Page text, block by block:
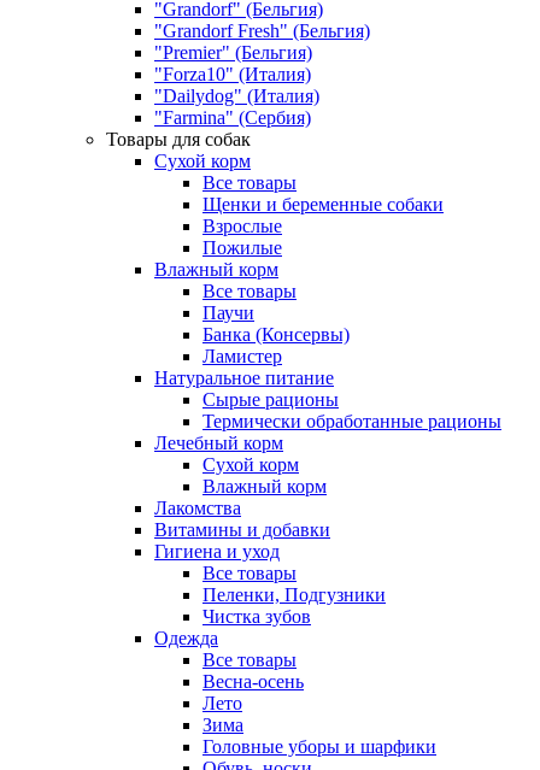
"Grandorf" (Бельгия)
"Grandorf Fresh" (Бельгия)
"Premier" (Бельгия)
"Forza10" (Италия)
"Dailydog" (Италия)
"Farmina" (Сербия)
Товары для собак
Сухой корм
Все товары
Щенки и беременные собаки
Взрослые
Пожилые
Влажный корм
Все товары
Паучи
Банка (Консервы)
Ламистер
Натуральное питание
Сырые рационы
Термически обработанные рационы
Лечебный корм
Сухой корм
Влажный корм
Лакомства
Витамины и добавки
Гигиена и уход
Все товары
Пеленки, Подгузники
Чистка зубов
Одежда
Все товары
Весна-осень
Лето
Зима
Головные уборы и шарфики